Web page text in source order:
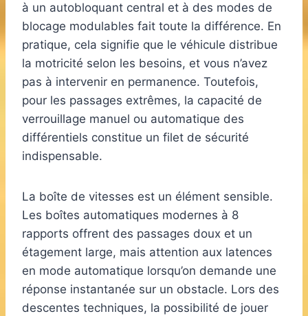
à un autobloquant central et à des modes de
blocage modulables fait toute la différence. En
pratique, cela signifie que le véhicule distribue
la motricité selon les besoins, et vous n’avez
pas à intervenir en permanence. Toutefois,
pour les passages extrêmes, la capacité de
verrouillage manuel ou automatique des
différentiels constitue un filet de sécurité
indispensable.
La boîte de vitesses est un élément sensible.
Les boîtes automatiques modernes à 8
rapports offrent des passages doux et un
étagement large, mais attention aux latences
en mode automatique lorsqu’on demande une
réponse instantanée sur un obstacle. Lors des
descentes techniques, la possibilité de jouer